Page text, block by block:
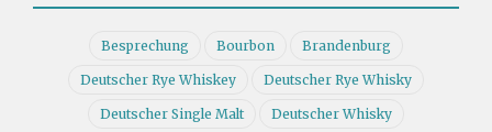
Besprechung Bourbon Brandenburg
Deutscher Rye Whiskey Deutscher Rye Whisky
Deutscher Single Malt Deutscher Whisky